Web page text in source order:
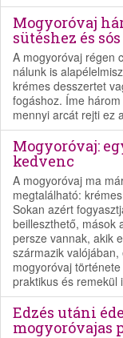
Mogyoróvaj
sütéshez és
A mogyoróvaj régen
nálunk is
krémes desszertet
fogáshoz. Íme
mennyi arcát rejti ez
Mogyoróvaj:
kedvenc
A mogyoróvaj ma
megtalálható:
Sokan azért
beilleszthető, mások
persze vannak, akik
származik
mogyoróvaj
praktikus és remekül
Edzés utáni
mogyoróvajas